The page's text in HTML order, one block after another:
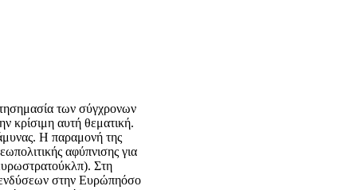
των σύγχρονων
κρίσιμη αυτή θεματική.
Η παραμονή της
αφύπνισης για
Στη
στην Ευρώπηόσο